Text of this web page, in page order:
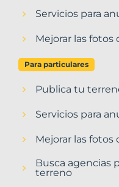
Servicios para
Mejorar las
Para particulares
Publica tu
Servicios para
Mejorar las
Busca agencias
terreno